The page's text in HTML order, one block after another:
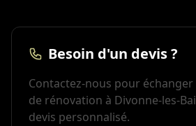
Besoin d'un devis ?
Contactez-nous pour
de rénovation à Divonne-les-
devis personnalisé.